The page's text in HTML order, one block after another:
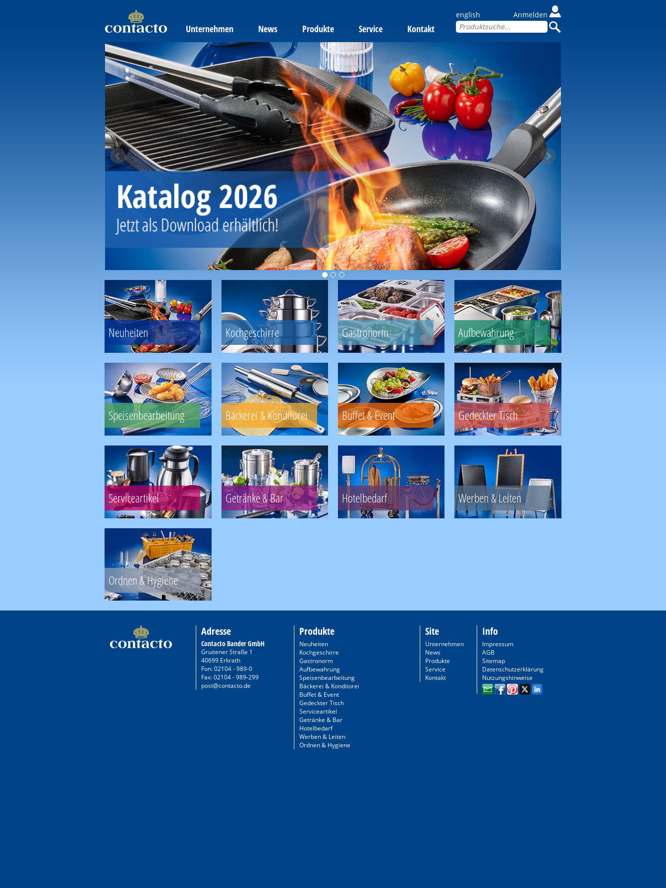
Unternehmen News Produkte Service Kontakt
english Anmelden
Previous Next
Neuheiten Kochgeschirre Gastronorm Aufbewahrung
Speisenbearbeitung Bäckerei & Konditorei Buffet & Event Gedeckter Tisch
Serviceartikel Getränke & Bar Hotelbedarf Werben & Leiten
Ordnen & Hygiene
Adresse
Contacto Bander GmbH
Gruitener Straße 1
40699 Erkrath
Fon: 02104 - 989-0
Fax: 02104 - 989-299
post@contacto.de
Produkte
Neuheiten
Kochgeschirre
Gastronorm
Aufbewahrung
Speisenbearbeitung
Bäckerei & Konditorei
Buffet & Event
Gedeckter Tisch
Serviceartikel
Getränke & Bar
Hotelbedarf
Werben & Leiten
Ordnen & Hygiene
Site
Unternehmen
News
Produkte
Service
Kontakt
Info
Impressum
AGB
Sitemap
Datenschutzerklärung
Nutzungshinweise